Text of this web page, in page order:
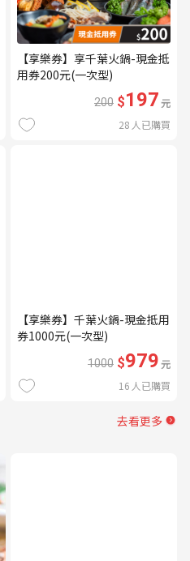
【享樂券】享千葉火鍋-現金抵
用券200元(一次型)
200 $197元
28 人已購買
【享樂券】千葉火鍋-現金抵用
券1000元(一次型)
1000 $979元
16 人已購買
去看更多